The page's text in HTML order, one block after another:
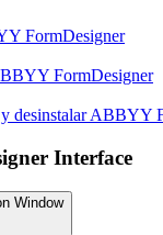
FormDesigner
FormDesigner
y desinstalar ABBYY
Interface
Window